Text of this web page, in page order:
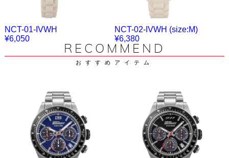
NCT-01-IVWH
¥6,050
NCT-02-IVWH (size:M)
¥6,380
RECOMMEND
おすすめアイテム